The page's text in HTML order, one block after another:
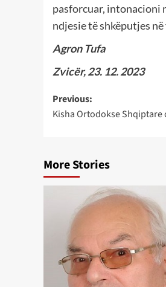
pasforcuar, intonacioni
ndjesie të shkëputjes
Agron Tufa
Zvicër, 23. 12. 2023
Post
navigation
Previous:
Kisha Ortodokse
More Stories